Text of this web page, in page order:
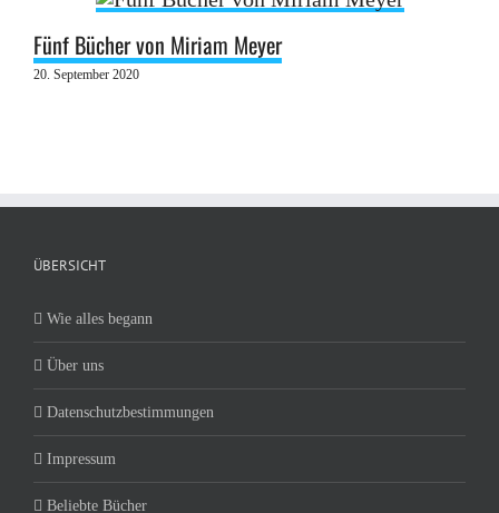
Fünf Bücher von Miriam Meyer
20. September 2020
ÜBERSICHT
Wie alles begann
Über uns
Datenschutzbestimmungen
Impressum
Beliebte Bücher